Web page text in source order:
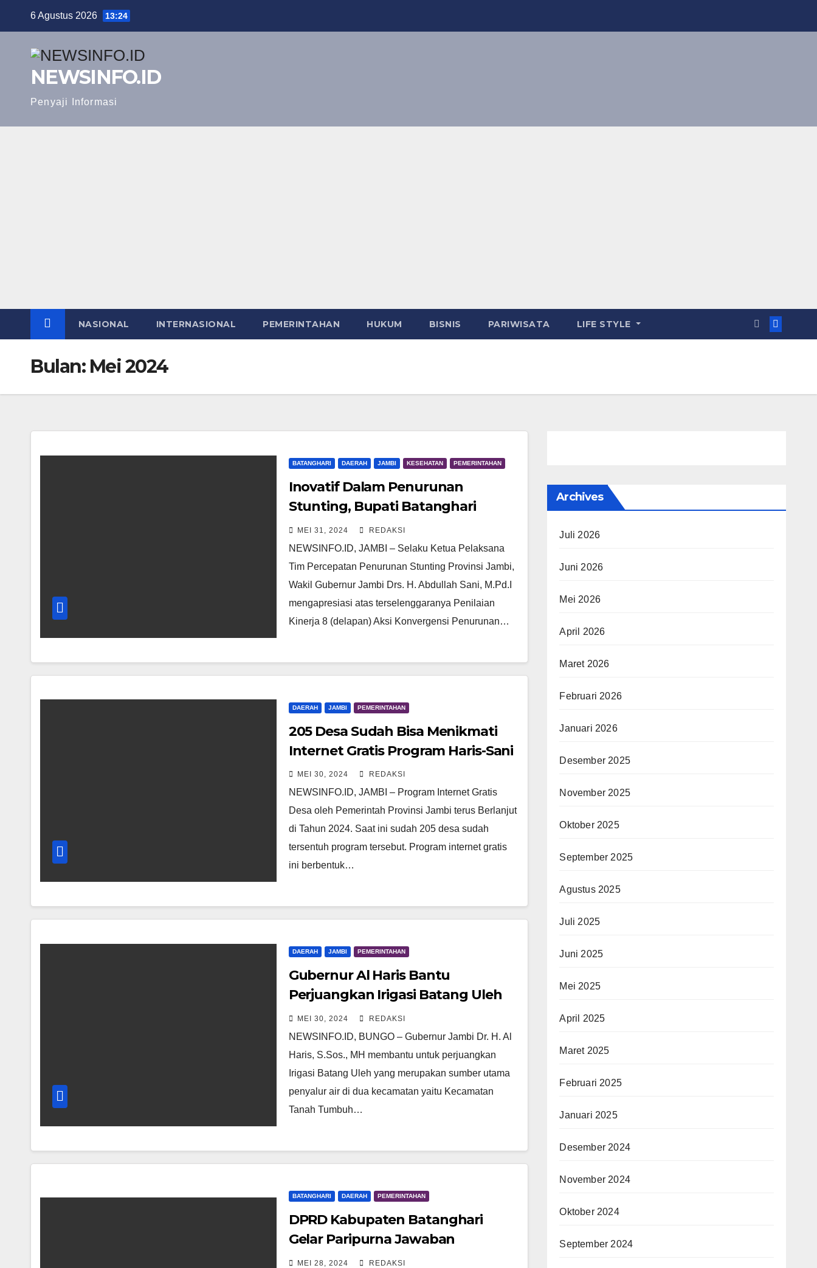
6 Agustus 2026 13:24
NEWSINFO.ID
Penyaji Informasi
NASIONAL INTERNASIONAL PEMERINTAHAN HUKUM BISNIS PARIWISATA LIFE STYLE
Bulan: Mei 2024
BATANGHARI DAERAH JAMBI KESEHATAN PEMERINTAHAN
Inovatif Dalam Penurunan
Stunting, Bupati Batanghari
Terima Penghargaan Dari Wagub
Jambi
MEI 31, 2024 REDAKSI
NEWSINFO.ID, JAMBI – Selaku Ketua Pelaksana
Tim Percepatan Penurunan Stunting Provinsi Jambi,
Wakil Gubernur Jambi Drs. H. Abdullah Sani, M.Pd.I
mengapresiasi atas terselenggaranya Penilaian
Kinerja 8 (delapan) Aksi Konvergensi Penurunan…
DAERAH JAMBI PEMERINTAHAN
205 Desa Sudah Bisa Menikmati
Internet Gratis Program Haris-Sani
MEI 30, 2024 REDAKSI
NEWSINFO.ID, JAMBI – Program Internet Gratis
Desa oleh Pemerintah Provinsi Jambi terus Berlanjut
di Tahun 2024. Saat ini sudah 205 desa sudah
tersentuh program tersebut. Program internet gratis
ini berbentuk…
DAERAH JAMBI PEMERINTAHAN
Gubernur Al Haris Bantu
Perjuangkan Irigasi Batang Uleh
Bungo
MEI 30, 2024 REDAKSI
NEWSINFO.ID, BUNGO – Gubernur Jambi Dr. H. Al
Haris, S.Sos., MH membantu untuk perjuangkan
Irigasi Batang Uleh yang merupakan sumber utama
penyalur air di dua kecamatan yaitu Kecamatan
Tanah Tumbuh…
BATANGHARI DAERAH PEMERINTAHAN
DPRD Kabupaten Batanghari
Gelar Paripurna Jawaban
Pemerintah Atas Pandangan
MEI 28, 2024 REDAKSI
Archives
Juli 2026
Juni 2026
Mei 2026
April 2026
Maret 2026
Februari 2026
Januari 2026
Desember 2025
November 2025
Oktober 2025
September 2025
Agustus 2025
Juli 2025
Juni 2025
Mei 2025
April 2025
Maret 2025
Februari 2025
Januari 2025
Desember 2024
November 2024
Oktober 2024
September 2024